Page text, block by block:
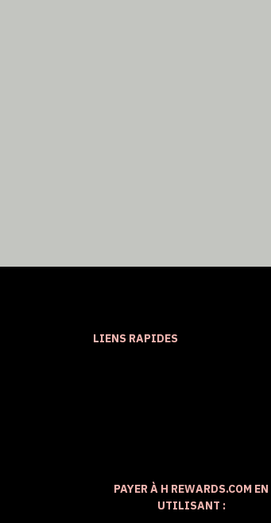
LIENS RAPIDES
PAYER À H REWARDS.COM EN
UTILISANT :